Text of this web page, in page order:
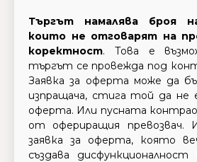
Търгът намалява броя
които не отговарят на
коректност. Това е
търгът се провежда под
Заявка за оферта може да
изпращача, стига той да не
оферта. Или пусната
от офериращия превозвач.
заявка за оферта, която
създава